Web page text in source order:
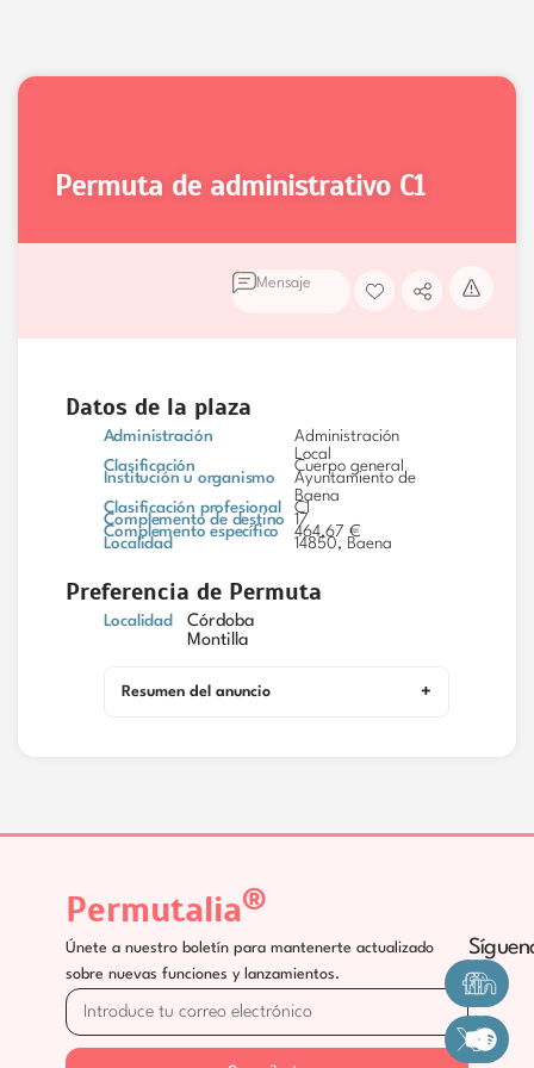
permuta de administrativo C1
Mensaje
Datos de la plaza
Administración
Administración
Local
Clasificación Cuerpo general
Institución u organismo
Ayuntamiento de
Baena
Clasificación profesional C1
Complemento de destino 17
Complemento específico 464,67 €
Localidad 14850, Baena
Preferencia de Permuta
Localidad
Córdoba
Montilla
Resumen del anuncio
Permutalia®
Únete a nuestro boletín para mantenerte actualizado
sobre nuevas funciones y lanzamientos.